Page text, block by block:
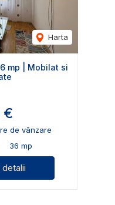
Harta
mp | Mobilat si
€
de vânzare
36 mp